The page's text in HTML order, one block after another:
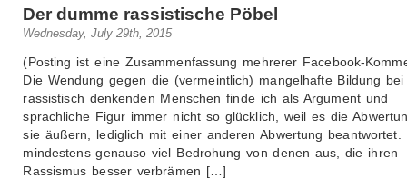
Der dumme rassistische Pöbel
Wednesday, July 29th, 2015
(Posting ist eine Zusammenfassung mehrerer Facebook-
Die Wendung gegen die (vermeintlich) mangelhafte Bildung bei
rassistisch denkenden Menschen finde ich als Argument und
sprachliche Figur immer nicht so glücklich, weil es die
sie äußern, lediglich mit einer anderen Abwertung beantwortet.
mindestens genauso viel Bedrohung von denen aus, die ihren
Rassismus besser verbrämen […]